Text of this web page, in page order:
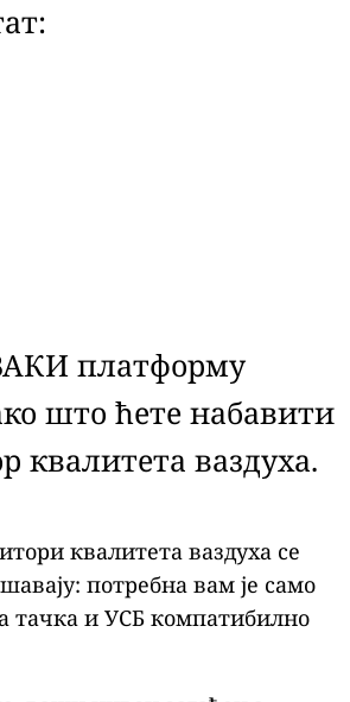
платформу
што ћете набавити
квалитета ваздуха.
квалитета ваздуха се
потребна вам је само
тачка и УСБ компатибилно